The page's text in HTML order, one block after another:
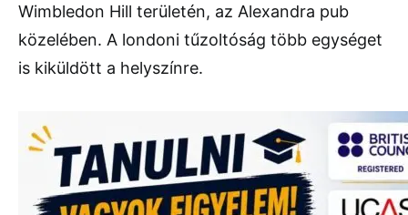
Wimbledon Hill területén, az Alexandra pub
közelében. A londoni tűzoltóság több egységet
is kiküldött a helyszínre.